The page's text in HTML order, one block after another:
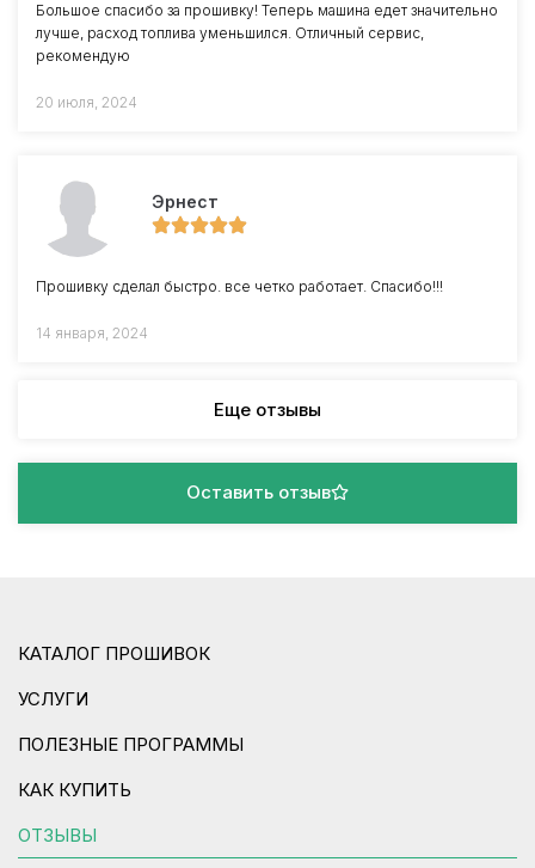
Большое спасибо за прошивку! Теперь машина едет значительно
лучше, расход топлива уменьшился. Отличный сервис,
рекомендую
20 июля, 2024
Эрнест
Прошивку сделал быстро. все четко работает. Спасибо!!!
14 января, 2024
Еще отзывы
Оставить отзыв
КАТАЛОГ ПРОШИВОК
УСЛУГИ
ПОЛЕЗНЫЕ ПРОГРАММЫ
КАК КУПИТЬ
ОТЗЫВЫ